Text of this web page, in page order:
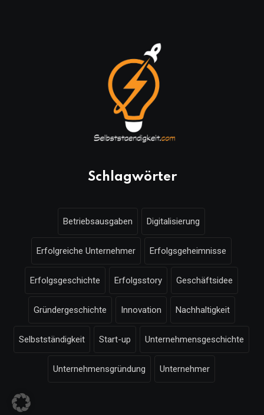
Schlagwörter
Betriebsausgaben Digitalisierung
Erfolgreiche Unternehmer Erfolgsgeheimnisse
Erfolgsgeschichte Erfolgsstory Geschäftsidee
Gründergeschichte Innovation Nachhaltigkeit
Selbstständigkeit Start-up Unternehmensgeschichte
Unternehmensgründung Unternehmer